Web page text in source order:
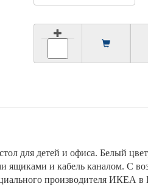
для детей и офиса. Белый
и кабель каналом. С
производителя ИКЕА в